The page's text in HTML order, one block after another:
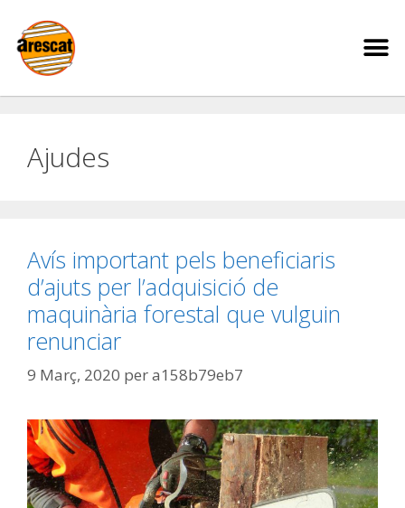
Ajudes
Avís important pels beneficiaris
d’ajuts per l’adquisició de
maquinària forestal que vulguin
renunciar
9 Març, 2020 pera158b79eb7